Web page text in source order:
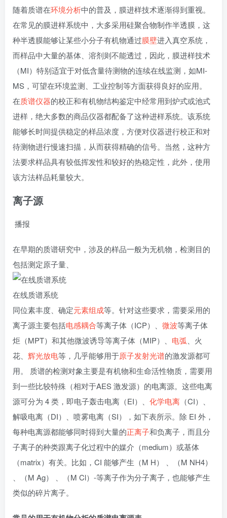
随着质谱在环境分析中的普及，膜进样技术逐渐得到重视。
在常见的膜进样系统中，大多采用硅聚合物制作半透膜，这
种半透膜能够让某些小分子有机物通过膜壁进入真空系统，
而样品中大量的基体、溶剂则不能透过，因此，膜进样技术
（MI）特别适宜于对低含量待测物的连续在线监测，如MI-
MS，可望在环境监测、工业控制等方面获得良好的应用。
在质谱仪器的校正和有机物结构鉴定中经常用到炉式或池式
进样，绝大多数的商品仪器都配备了这种进样系统。该系统
能够长时间提供稳定的样品浓度，方便对仪器进行校正和对
待测物进行慢速扫描，从而获得精确的信号。当然，这种方
法要求样品具有较低挥发性和较好的热稳定性，此外，使用
该方法样品耗量较大。
离子源
播报
在早期的质谱研究中，涉及的样品一般为无机物，检测目的
包括测定原子量、
在线质谱系统
同位素丰度、确定元素组成等。针对这些要求，需要采用的
离子源主要包括电感耦合等离子体（ICP）、 微波等离子体
炬（MPT）和其他微波诱导等离子体（MIP）、 电弧 、火
花、 辉光放电等，几乎能够用于原子发射光谱的激发源都可
用。 质谱的检测对象主要是有机物和生命活性物质，需要用
到一些比较特殊（相对于AES 激发源）的电离源。这些电离
源可分为 4 类，即电子轰击电离（EI）、 化学电离 （CI）、
解吸电离（DI）、喷雾电离（SI），如下表所示。除 EI 外，
每种电离源都能够同时得到大量的正离子和负离子，而且分
子离子的种类跟离子化过程中的媒介（medium）或基体
（matrix）有关。比如，CI 能够产生（M H） 、（M NH4）
、（M Ag） 、（M Cl）-等离子作为分子离子，也能够产生
类似的碎片离子。